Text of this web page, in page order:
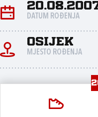
DATUM ROĐENJA
Osijek
MJESTO ROĐENJA